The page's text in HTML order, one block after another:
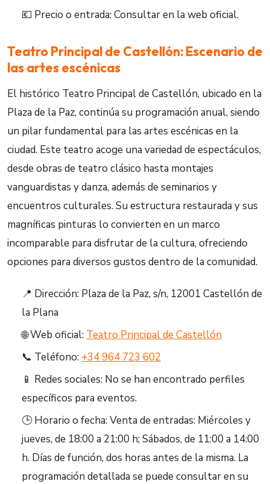
💶 Precio o entrada: Consultar en la web oficial.
Teatro Principal de Castellón: Escenario de
las artes escénicas
El histórico Teatro Principal de Castellón, ubicado en la
Plaza de la Paz, continúa su programación anual, siendo
un pilar fundamental para las artes escénicas en la
ciudad. Este teatro acoge una variedad de espectáculos,
desde obras de teatro clásico hasta montajes
vanguardistas y danza, además de seminarios y
encuentros culturales. Su estructura restaurada y sus
magníficas pinturas lo convierten en un marco
incomparable para disfrutar de la cultura, ofreciendo
opciones para diversos gustos dentro de la comunidad.
📍 Dirección: Plaza de la Paz, s/n, 12001 Castellón de
la Plana
🌐 Web oficial: Teatro Principal de Castellón
📞 Teléfono: +34 964 723 602
📱 Redes sociales: No se han encontrado perfiles
específicos para eventos.
🕒 Horario o fecha: Venta de entradas: Miércoles y
jueves, de 18:00 a 21:00 h; Sábados, de 11:00 a 14:00
h. Días de función, dos horas antes de la misma. La
programación detallada se puede consultar en su